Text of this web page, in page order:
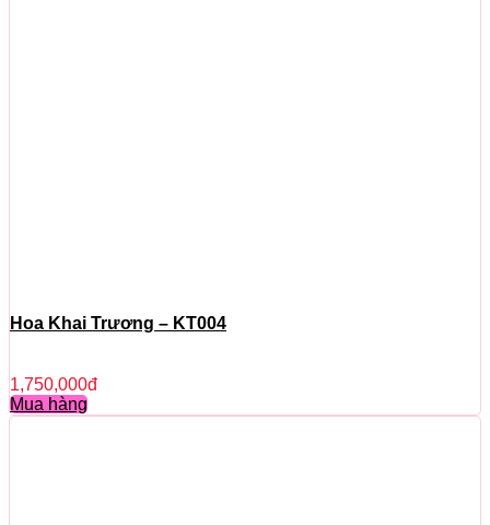
Hoa Khai Trương – KT004
1,750,000đ
Mua hàng